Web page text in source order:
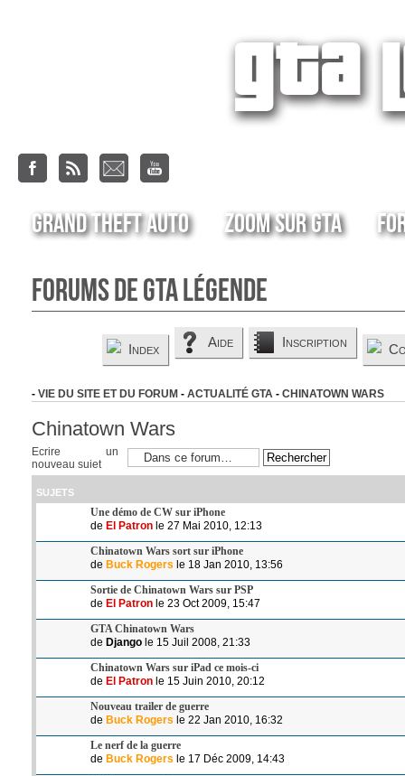
Grand Theft Auto Zoom sur GTA
Forums de GTA Légende
Index Aide Inscription
- VIE DU SITE ET DU FORUM - ACTUALITÉ GTA - CHINATOWN WARS
Chinatown Wars
Ecrire un
nouveau sujet
SUJETS
Une démo de CW sur iPhone
de El Patronle 27 Mai 2010, 12:13
Chinatown Wars sort sur iPhone
de Buck Rogers le 18 Jan 2010, 13:56
Sortie de Chinatown Wars sur PSP
de El Patronle 23 Oct 2009, 15:47
GTA Chinatown Wars
de Djangole 15 Juil 2008, 21:33
Chinatown Wars sur iPad ce mois-ci
de El Patronle 15 Juin 2010, 20:12
Nouveau trailer de guerre
de Buck Rogers le 22 Jan 2010, 16:32
Le nerf de la guerre
de Buck Rogers le 17 Déc 2009, 14:43